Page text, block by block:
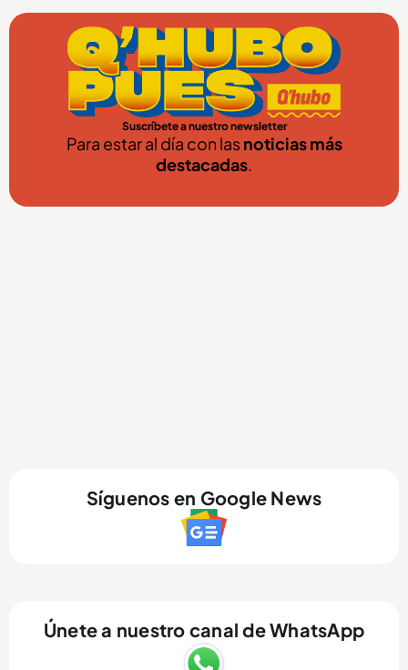
Suscríbete a nuestro newsletter
Para estar al día con lasnoticias más
destacadas.
Síguenos en Google News
Únete a nuestro canal de WhatsApp